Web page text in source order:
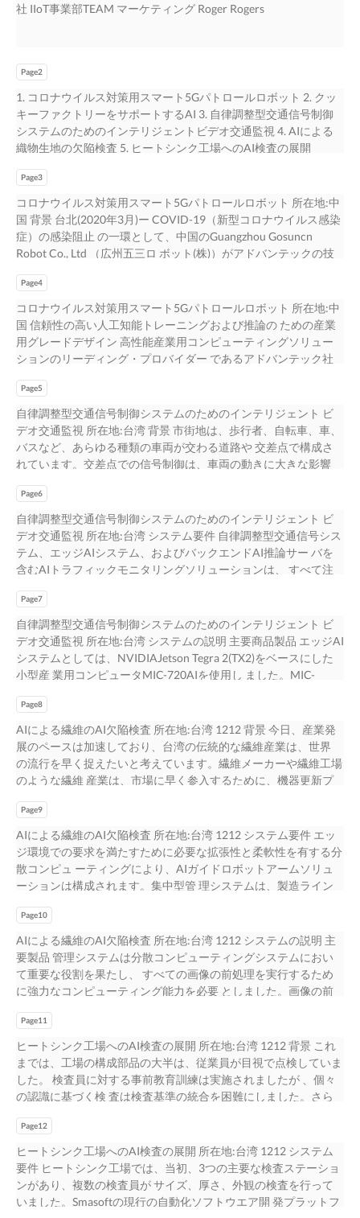
社 IIoT事業部TEAM マーケティング Roger Rogers
Page2
1. コロナウイルス対策用スマート5Gパトロールロボット 2. クッ
キーファクトリーをサポートするAI 3. 自律調整型交通信号制御
システムのためのインテリジェントビデオ交通監視 4. AIによる
織物生地の欠陥検査 5. ヒートシンク工場へのAI検査の展開
Page3
コロナウイルス対策用スマート5Gパトロールロボット 所在地:中
国 背景 台北(2020年3月)ー COVID-19（新型コロナウイルス感染
症）の感染阻止 の一環として、中国のGuangzhou Gosuncn
Robot Co., Ltd （広州五三ロ ボット(株)）がアドバンテックの技
トロールロボットは、中国国内の空港をはじめとした公 共の場
所で、マスク着用の有無や体温のモニタリングを無人で行い、ウ
イ ルス感染の拡大防止に貢献しています。 スマートシティ・IoT
の商品・サービスを提供する大手企業である Guangzhou
Gosuncn Robot Co., Ltdは、新型コロナウイルス感染症
査を支援 するため、新たな機能を備えた5Gパトロールロボット
を改良しました。この ロボットは、高解像度カメラ5台と赤外線
温度計を装備し、半径5mの範囲 で10人の体温を同時に計測しま
す。高熱を発している人や、マスクを着用 していない人を検知
した場合、関係当局に瞬時に通知が行われます。取 主な特徴 •
5Gパトロールロボットを用いて、公共の場所でのマ 得した全て
の情報データは、集中制御センターに送信され、リアルタイム
スク着用や体温をモニター で状況を確認し、対策への意思決定
することが可能です。また、ロボット • このロボットは、高解像
度カメラ5台と赤外線温度計 は自動運転ですが、遠隔操作も可能
であり、人間によるパトロールの負 を装備し、半径5mの範囲で
10人の体温を同時に計 担を軽減し、交差感染を防止すること
で、人的リソースを削減することが 測可能 できます。この次世
代5Gパトロールロボットは、すでに広州、上海、西安、 • 中
国・貴陽空港で、温度走査型5Gパトロールロボッ 貴陽の各都市
の空港やショッピングモールなどで導入が進んでいます。 トに
よる乗客の温度チェックを実施
Page4
コロナウイルス対策用スマート5Gパトロールロボット 所在地:中
国 信頼性の高い人工知能トレーニングおよび推論の ための産業
用グレードデザイン 高性能産業用コンピューティングソリュー
ションのリーディング・プロバイダー であるアドバンテック社
iModuleの組み合わせは、人工知能のトレーニングと推論のため
の高性能なシステムを提供します。過酷な条件下での24時間365
日動作に耐 えるために、MIC-770の頑丈なシャーシと鋳造アルミ
ニウム製のヒートシンク は振動や衝撃に耐え、パッシブな熱的
ソリューションにより静音動作を保証し、 すべての電子部品
(2KV)に関する業界標準を満たしています。 一方、MIC-75G20
GPU「iModule」は、主流のGPUカード(アクティブクーリング
付)に加え、フレームグラバー、GPU、モーション・コントロー
ルカードなどの PCIe/PCI I/Fアドオンカードに対応しており、予
備電源としてオンボードコネク ターから12VDCを備え、追加電
源を必要とするカードに対応します。アドバン Guangzhou
Gosuncn Robot の5Gパトロールロボットは、IoT、人工知能、ク
テックのMIC-770+MIC-75G20ソリューションの高性能計算能力
は、都市のセ ラウドコンピューティング、ビッグデータ技術を
統合し、５G環境の中で行動 センシングや対話と同様に、環境セ
ンシング、ダイナミックな意思決定、自 キュリティ、スマート
機器、自動運転車、人工知能推論サーバ、ハイエンドの 律モー
ション・コントロールを実行することが可能です。この高度なコ
ン 医学・セキュリティ検査機器、およびマシン・ビジョンソリ
ューションに広く適用 ピューティングを可能にするために、5G
パトロールロボットは、IoTアプリ でき、多様な産業オートメー
ションアプリケーションに対応しています。 ケーション向けの
8th gen Intel® Core™ iプロセッサとGPU iModule (MIC- 75G20)を
(MIC-770)を搭載しています。
Page5
自律調整型交通信号制御システムのためのインテリジェント ビ
デオ交通監視 所在地:台湾 背景 市街地は、歩行者、自転車、車、
バスなど、あらゆる種類の車両が交わる道路や 交差点で構成さ
れています。交差点での信号制御は、車両の動きに大きな影響
を維持しつつ、よ り良い交通を可能にする効果的な交通ソリュ
ーションを実現するためには 、正確 な交通監視が、市内の車両
の動きと流れを理解するために必要で す。 超音波、マイクロ波
レーダー、または赤外線センサーのような伝統的な検出方法
は、展開するのにコストがかかりすぎるか、あるいは必要なデー
欠点を克服することができ、人工知 能(AI)を用いて、重要なトラ
フィックメタデータを生成することができます。車両番 号、方
向、待ち時間などの情報は、エッジベースのAIシステムを搭載し
たビデオ を使って簡単に取得できます。それは、交通監視の革
命で す。 アドバンテックが選ばれる理由 リアルタイムトラフィ
ック監視アプリケーションと自律調整型トラフィックライト制御
を実現する ために、良く設計されたエンドツーエンドデータフ
ローが重要です。しかしながら、市場の多く 主な特徴 • エンド
ツーエンドのデータフローをうまく設計し のトラフィックモニ
タリングシステムは、車両認識と物体カウントに焦点を当ててい
ますが、解 たAIトラフィックモニタリングソリューション 決策
を実用的にするための生のメタデータ変換を欠いています。 • 道
路脇での AIコンピューティングを最小限の アドバンテックは、
AIエンドツーエンドソリューションを提供し、AI推論を実行する
ために充分 構成で実現 なディープラーニング能力を有するフル
レンジAIシステムおよびAI推論システムを提供しま す。MIC-
720AIは、NVIDIA JETSONの特徴を活かし、道路脇にAIの設置を
可能にします。 • バックエンドでのディープラーニングによる、
能での分析のために、最大5枚 律調整型信号制御 の最新鋭の
NVIDIA Tesla T4をサポートします。
Page6
自律調整型交通信号制御システムのためのインテリジェント ビ
デオ交通監視 所在地:台湾 システム要件 自律調整型交通信号シス
テム、エッジAIシステム、およびバックエンドAI推論サー バを
含むAIトラフィックモニタリングソリューションは、 すべて注
ステムは、IPカメラからビデオストリームを取り込み、推論を用
いてコン テンツを分析しました。PoE(Power-Over-Ethernet)
は、汎用RJ45 LANポートを介 してIPカメラに電力を供給するた
め、遠隔地にカメラを配置しやすくなります。交通 信号構造物
に吊り下げて信号灯を制御するため 、路側機として低消費電
た。 道路側の交通監視が終了した後、生データを中央制御室に
送信します。事前訓 練されたディープラーニングモデルを介し
てメタデータの集合を解析できるように、 AI推論サーバは、高
い処理能力を持つ大規模推論処理能力を活かし解析を行い まし
た。その結果、自律調整型交通信号システムを交通センター制御
室から管理 することが可能となりました。
Page7
自律調整型交通信号制御システムのためのインテリジェント ビ
デオ交通監視 所在地:台湾 システムの説明 主要商品製品 エッジAI
システムとしては、NVIDIAJetson Tegra 2(TX2)をベースにした
小型産 業用コンピュータMIC-720AIを使用し ました。MIC-
してトラフィック監視を行います。これはオブ SKY-6100 ジェク
ト追跡に使用される従来の車両認識方法を上回ります。MIC-
720AIは、 1UラックマウントデュアルIntel® 道路側でのディー
プラーニング・コンピューティングの要件を満たし、メタデータ
Xeon®スケーラブルGPUサーバ はパッケージ化され、中央制御
するための複数のインターフェースを提供します。 SKY-6100 AI
推論サーバーは、制御室の直感的なダッシュボードと統合され、
MIC-720AI すべてのエッジAIシステムからメタデータを受信する
だけでなく、ディープラーニ NVIDIA Jetson® Tegra ングモデル
を介してすべてのトラフィック状況をモニターします。何らかの
異常事 X2に基づくAI推論システ 態が発生した場合、AIサーバは
それを認識し、信号を適切に管理することがで ム き ます。SKY-
6100の解析力により、自律調整型交通信号制御システムは 、都
市内の交通をスムーズかつ効率的になるよう制御します。市政府
は、市内のす べてのトラフィックをリアルタイムでハイレベル
に概観することができます。 さらに、現在および過去のパフォ
ーマンスを評価し、将来のパフォーマンスを予 測するために、
トラフィックデータおよび情報は、常に必要とされます。これら
は すべて、交通影響評価、公共交通、道路設計など、将来のよ
り良い交通インフ ラストラクチャを作るための事前の交通計画
策定に役立ちます。
Page8
AIによる繊維のAI欠陥検査 所在地:台湾 1212 背景 今日、産業発
展のペースは加速しており、台湾の伝統的な繊維産業は、世界
の流行を早く捉えたいと考えています。繊維メーカーや繊維工場
のような繊維 産業は、市場に早く参入するために、機器更新プ
イン、生地選択、紡績、織布、染色、仕上げ に多くの資源と時
間を消費します。例えば、適切なタイプの織物および高品質 の
材料を手動で選別するには 、数日から数週間かかります。しか
し、もし重大 な欠陥があった場合、それは生産前から量産段
階、そしてもちろん顧客への 配送までの全プロセスを著しく停
物パターンの検査のようなマニュアル検 査をスマート AIモデル
で行うことができます。精密位置決めユニットを使用し たロボ
ットアームは、繊維製造において多くの日常的な自動化されたプ
ロセス を実行することができます。ロボットアームと人工知能
を組み合わせることで、 繊維の製造工程が数週間から数日 、場
合によっては数時間に大幅に短縮で きる可能性があります 。AI
は繊維産業全体に根本的な変化をもたらします。 アドバンテッ
クが選ばれる理由 主な特徴 • ハイコンピューティング・マネジ
メント・システム 様々な環境におけるすべてのエッジAIコンピ
ューティングに対応するために、 からエッジAIシステムまで
の、幅広い製品群 アドバンテックはAIエンドツーエンドソリュ
ーションを提供し、AI推論ソリューショ • 拡張性と柔軟性を備え
た分散型 AIガイドロボ ンを実行するため、エッジコンピューテ
ィングおよびAI推論システムを提供しま ットアームソリューシ
ョン す。アドバンテックの提供している製品は 、AIコンピュー
ティング機能でお客 様の事業目標達成を支援します 。AIガイド
ロボットアーム は繊維メーカーや • 織物欠陥検査による、AIコ
ンピューティングを 織物工場がトレンドに合わせた製品開発を
Page9
AIによる繊維のAI欠陥検査 所在地:台湾 1212 システム要件 エッ
ジ環境での要求を満たすために必要な拡張性と柔軟性を有する分
散コンピュ ーティングにより、AIガイドロボットアームソリュ
ーションは構成されます。集中型管 理システムは、製造ライン
された画像をエッジAIシステムに配信し、織物の欠陥検査を行い
ます。こ れらの産業用カメラは、GenICam規格に準拠し、ハイ
スループットGigE Power over Ethernet (PoE) を介して動作しま
す。 管理システムは、コントラスト調整、画像キャリブレーシ
ョン、画像セグメンテーショ ンのような画像前処理を並列に実
た画像がエッジAIシステムに送られ、AI推論を実行し、メタデー
タ 結果を管理システムに戻します。一旦欠陥が認識されると、
マネジメントシステム は、欠陥材料を同定し、修正するために
ロボットアームを制御します。多数の織物 および材料、および
多くの異なる種類の欠陥が存在する可能性があるため、対応 す
るAIモデルは、マネジメントシステムによって特定され、展開さ
れる必要があり ます。
Page10
AIによる繊維のAI欠陥検査 所在地:台湾 1212 システムの説明 主
要製品 管理システムは分散コンピューティングシステムにおい
て重要な役割を果たし、 すべての画像の前処理を実行するため
に強力なコンピューティング能力を必要 としました。画像の前
うに加工します。良好に設計された前処理は、エッジAIワークロ
ードを有 MIC-730AI 意に低減するだけでなく、AI推論の精度を
向上させることができます。MIC-770 NVIDIA® Jetson AGX
Xavier™ は、8th gen Intel® Core™ i CPUに対応しており、拡張i-
Moduleを介して GigE に基づくAI推論システム PoEカードを統合
れたすべてのエッジAIシステムを処理できるコンピューティング
能力がありま す。 AI推論は 、高い計算能力を必要とし 、計算を
加速するためにGPUベースのソ MIC-770 リューションを必要と
します。MIC-730AIは、NVIDIA® Jetson AGX Xavier™GPU 8th
Gen Intel® Core™ i を使用しており、エッジAIシステムとして採
用されています。Jetson Xavierの高 CPUソケット(LGA 1151)付
Page11
ヒートシンク工場へのAI検査の展開 所在地:台湾 1212 背景 これ
までは、工場の構成部品の大半は、従業員が目視で点検していま
した。 検査員に対する事前教育訓練は実施されましたが 、個々
の認識に基づく検 査は検査基準の統合を困難にしました。さら
ンの検査ミス率が高くなりました。不良品の市場投 入後、苦情
発生率が高まっています。 また、プログラミング能力のある人
員が不足している場合には、マシン・ビジョ ン点検についての
理解は非常に限られてしま います。このように、工場が検 査ミ
ス率を下げ、検査効率を上げるための技術、製品を導入したいと
Page12
ヒートシンク工場へのAI検査の展開 所在地:台湾 1212 システム
要件 ヒートシンク工場では、当初、3つの主要な検査ステーショ
ンがあり、複数の検査員が サイズ、厚さ、外観の検査を行って
いました。Smasoftの現行の自動化ソフトウエア開 発プラットフ